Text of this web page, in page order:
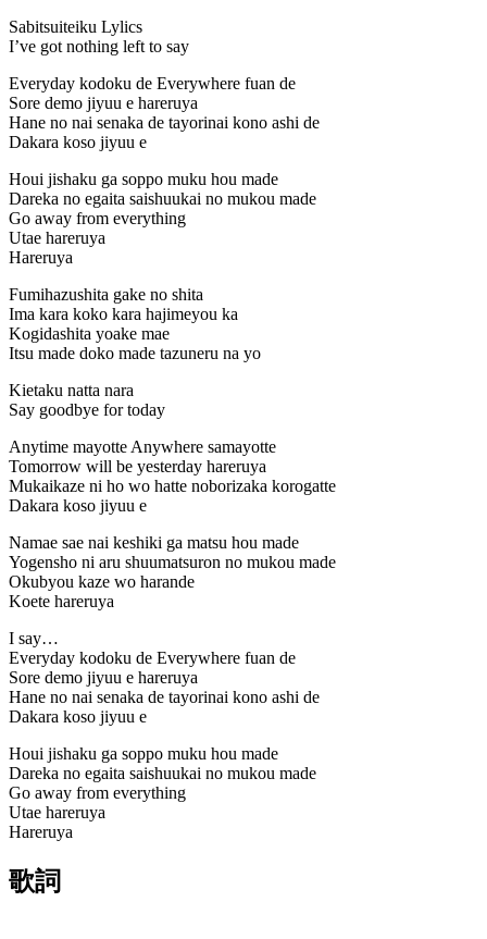
Sabitsuiteiku Lylics
I’ve got nothing left to say
Everyday kodoku de Everywhere fuan de
Sore demo jiyuu e hareruya
Hane no nai senaka de tayorinai kono ashi de
Dakara koso jiyuu e
Houi jishaku ga soppo muku hou made
Dareka no egaita saishuukai no mukou made
Go away from everything
Utae hareruya
Hareruya
Fumihazushita gake no shita
Ima kara koko kara hajimeyou ka
Kogidashita yoake mae
Itsu made doko made tazuneru na yo
Kietaku natta nara
Say goodbye for today
Anytime mayotte Anywhere samayotte
Tomorrow will be yesterday hareruya
Mukaikaze ni ho wo hatte noborizaka korogatte
Dakara koso jiyuu e
Namae sae nai keshiki ga matsu hou made
Yogensho ni aru shuumatsuron no mukou made
Okubyou kaze wo harande
Koete hareruya
I say…
Everyday kodoku de Everywhere fuan de
Sore demo jiyuu e hareruya
Hane no nai senaka de tayorinai kono ashi de
Dakara koso jiyuu e
Houi jishaku ga soppo muku hou made
Dareka no egaita saishuukai no mukou made
Go away from everything
Utae hareruya
Hareruya
歌詞